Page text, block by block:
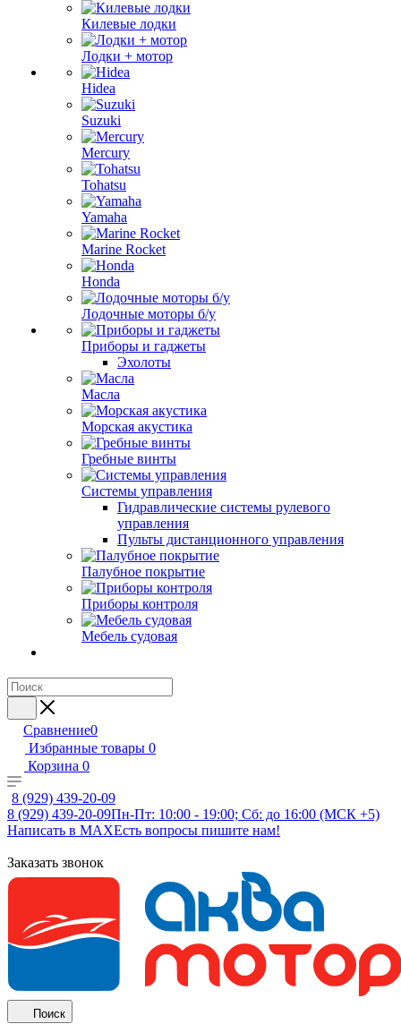
Килевые лодки
Лодки + мотор
Hidea
Suzuki
Mercury
Tohatsu
Yamaha
Marine Rocket
Honda
Лодочные моторы б/у
Приборы и гаджеты
Эхолоты
Масла
Морская акустика
Гребные винты
Системы управления
Гидравлические системы рулевого
управления
Пульты дистанционного управления
Палубное покрытие
Приборы контроля
Мебель судовая
Сравнение0
Избранные товары 0
Корзина 0
8 (929) 439-20-09
8 (929) 439-20-09Пн-Пт: 10:00 - 19:00; Сб: до 16:00 (МСК +5)
Написать в MAXЕсть вопросы пишите нам!
Заказать звонок
Поиск